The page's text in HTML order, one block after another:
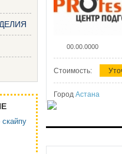
скайпу
00.00.0000
Стоимость:
Город Астана